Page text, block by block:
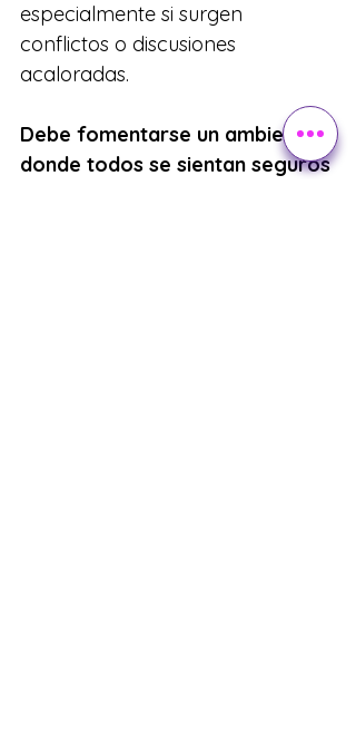
especialmente si surgen
conflictos o discusiones
acaloradas.
Debe fomentarse un ambiente
donde todos se sientan seguros